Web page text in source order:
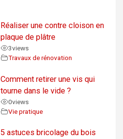
Réaliser une contre cloison en
plaque de plâtre
3views
Travaux de rénovation
Comment retirer une vis qui
tourne dans le vide ?
0views
Vie pratique
5 astuces bricolage du bois